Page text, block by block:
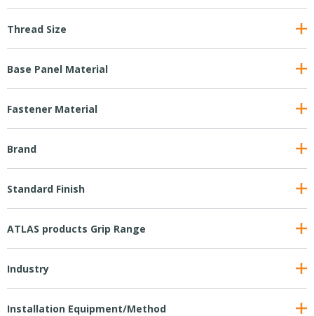
Thread Size
Base Panel Material
Fastener Material
Brand
Standard Finish
ATLAS products Grip Range
Industry
Installation Equipment/Method